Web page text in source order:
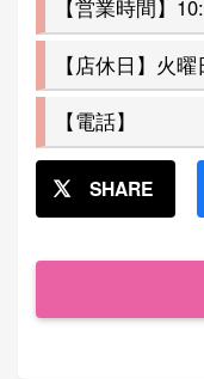
【営業時間】
【店休日】火
【電話】
SHARE